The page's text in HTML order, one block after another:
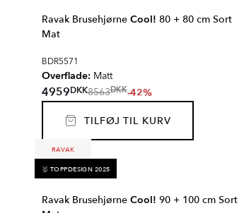
Ravak Brusehjørne Cool! 80 + 80 cm Sort
Mat
BDR5571
Overflade: Matt
4959DKK8563DKK-42%
TILFØJ TIL KURV
RAVAK
🥇 TOPPDESIGN 2025
Ravak Brusehjørne Cool! 90 + 100 cm Sort